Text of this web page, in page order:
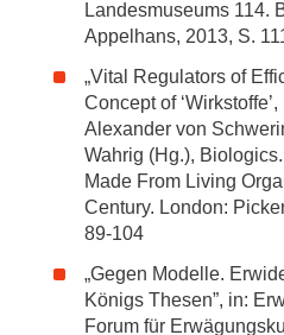
Landesmuseums 114.
Appelhans, 2013, S.
„Vital Regulators of
Concept of
Alexander von
Wahrig (Hg.),
Made From Living
Century. London:
89-104
„Gegen Modelle.
Königs Thesen”, in:
Forum für